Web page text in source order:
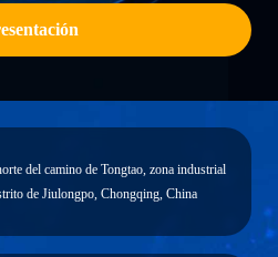
del camino de Tongtao, zona industrial
de Jiulongpo, Chongqing, China